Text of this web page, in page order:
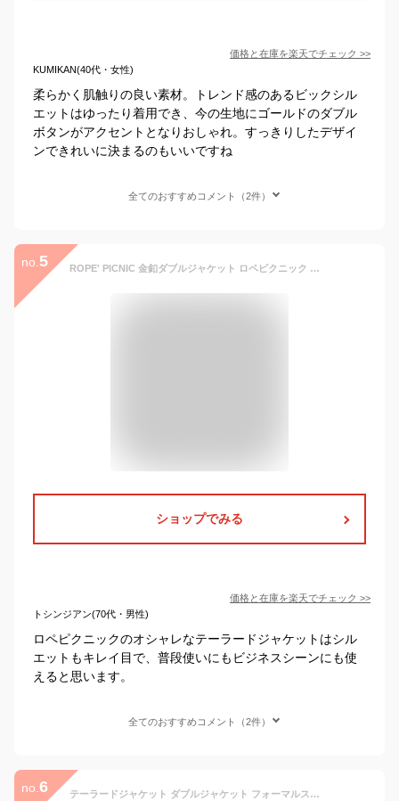
価格と在庫を楽天でチェック >>
KUMIKAN(40代・女性)
柔らかく肌触りの良い素材。トレンド感のあるビックシル
エットはゆったり着用でき、今の生地にゴールドのダブル
ボタンがアクセントとなりおしゃれ。すっきりしたデザイ
ンできれいに決まるのもいいですね
全てのおすすめコメント（2件）
no. 5 ROPE' PICNIC 金釦ダブルジャケット ロペピクニック ジャケット・アウター テーラードジャケット・ブレザー ネイビー ベージュ カーキ【送料無料】
ショップでみる
価格と在庫を楽天でチェック >>
トシンジアン(70代・男性)
ロペピクニックのオシャレなテーラードジャケットはシル
エットもキレイ目で、普段使いにもビジネスシーンにも使
えると思います。
全てのおすすめコメント（2件）
no. 6 テーラードジャケット ダブルジャケット フォーマルスーツ パンツスーツ レディース 秋 冬 大きい アウター セレモニースーツ オーバーサイズ きれいめ 大人 上品 ママ 女性 母親 卒園式 卒業式 入学式 結婚式 S M L LL 9号 11号 13号 30代 40代 50代 紺ブレ ブレザー